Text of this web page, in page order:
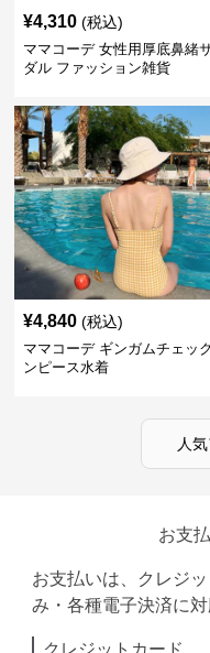
¥4,310 (税込)
ママコーデ 女性用厚底鼻緒
ダル ファッション雑貨
¥4,840 (税込)
ママコーデ ギンガムチェッ
ンピース水着
人
お支
お支払いは、クレジ
み・各種電子決済に対